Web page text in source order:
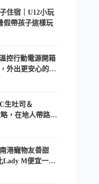
住宿｜U12小玩
假帶孩子這樣玩
控行動電源開箱
外出更安心的
生吐司＆
，在地人帶路這
港寵物友善甜
Lady M便宜一半